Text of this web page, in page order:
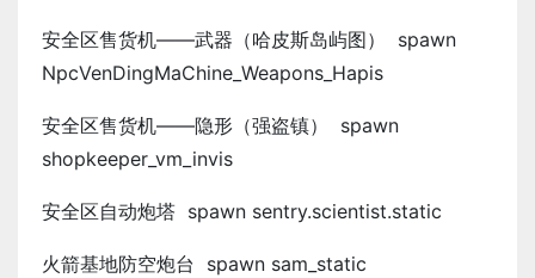
安全区售货机——武器（哈皮斯岛屿图） spawn
NpcVenDingMaChine_Weapons_Hapis
安全区售货机——隐形（强盗镇） spawn
shopkeeper_vm_invis
安全区自动炮塔 spawn sentry.scientist.static
火箭基地防空炮台 spawn sam_static